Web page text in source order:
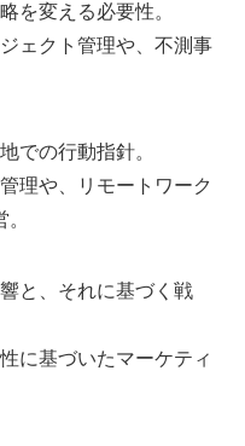
を変える必要性。
ェクト管理や、不測事
での行動指針。
理や、リモートワーク
と、それに基づく戦
に基づいたマーケティ